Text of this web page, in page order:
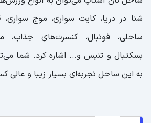
شنا در دریا، کایت سواری، موج سواری،
ساحلی، فوتبال، کنسرت‌های جذاب،
بسکتبال و تنیس و... اشاره کرد. شما
به این ساحل تجربه‌ای بسیار زیبا و عالی